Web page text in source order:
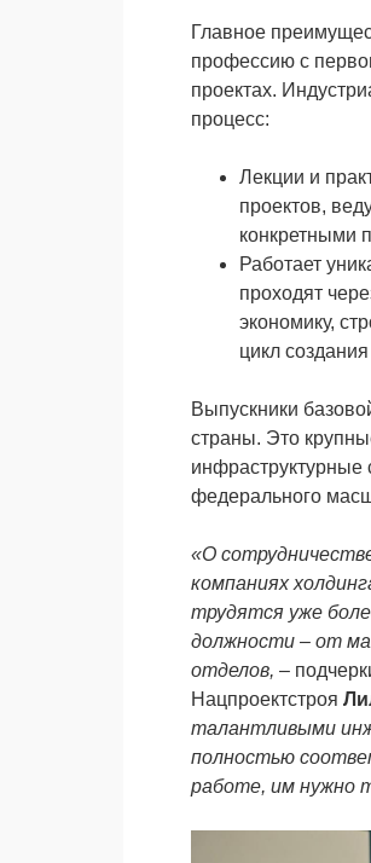
Главное
профессию с
проектах.
процесс:
Лекции и
проектов,
конкретными
Работает
проходят
экономику,
цикл
Выпускники
страны. Это
инфраструктурные
федерального
«О
компаниях
трудятся уже
должности – от
отделов, –
Нацпроектстроя
талантливыми
полностью
работе, им нужно